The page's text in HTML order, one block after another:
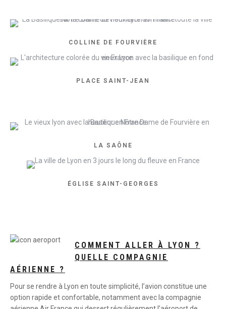
COLLINE DE FOURVIÈRE
PLACE SAINT-JEAN
LA SAÔNE
ÉGLISE SAINT-GEORGES
COMMENT ALLER À LYON ?
QUELLE COMPAGNIE
AÉRIENNE ?
Pour se rendre à Lyon en toute simplicité, l’avion constitue une
option rapide et confortable, notamment avec la compagnie